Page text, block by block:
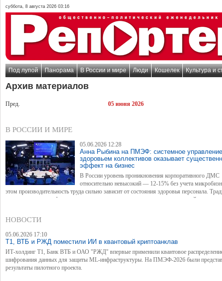
суббота, 8 августа 2026 03:17
Под лупой Панорама В России и мире Люди Кошелек Культура и
Архив материалов
Пред. 05 июня 2026
В РОССИИ И МИРЕ
05.06.2026 12:28
Анна Рыбина на ПМЭФ: системное управление
здоровьем коллективов оказывает
эффект на бизнес
В России уровень проникновения корпоративного ДМС
относительно невысокий — 12-15% без учета
этом производительность труда сильно зависит от состояния здоровья персонала.
рынок страхования фокусировался на компенсации затрат на лечение, но сейчас
рассказала Анна Рыбина, генеральный директор Страхового Дома ВСК, в рамках
"Человеческий капитал: сколько стоит здоровье человека?" на полях ПМЭФ-2026.
НОВОСТИ
05.06.2026 17:10
Т1, ВТБ и РЖД поместили ИИ в квантовый криптоанклав
ИТ-холдинг Т1, Банк ВТБ и ОАО "РЖД" впервые применили квантовое
шифрования данных для защиты ML-инфраструктуры. На ПМЭФ-2026 были
результаты пилотного проекта.